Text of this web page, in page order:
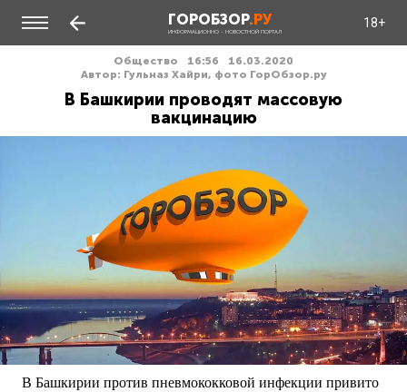
ГОРОБЗОР.РУ
ИНФОРМАЦИОННО - НОВОСТНОЙ ПОРТАЛ
18+
Общество 16:56
16.03.2020
Автор: Гульназ Хайри, фото ГорОбзор.ру
В Башкирии проводят массовую
вакцинацию
В Башкирии против пневмококковой инфекции привито